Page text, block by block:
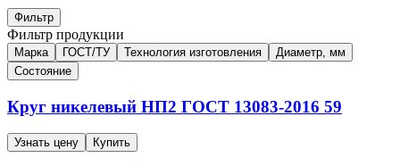
Фильтр
Фильтр продукции
Марка ГОСТ/ТУ Технология изготовления
Диаметр, мм
Состояние
Круг никелевый НП2 ГОСТ 13083-2016 59
Узнать цену Купить